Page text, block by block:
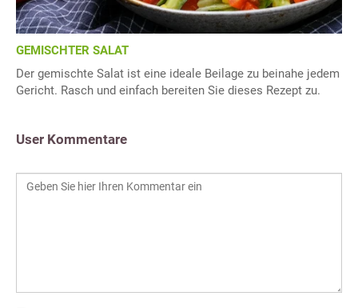
GEMISCHTER SALAT
Der gemischte Salat ist eine ideale Beilage zu beinahe jedem
Gericht. Rasch und einfach bereiten Sie dieses Rezept zu.
User Kommentare